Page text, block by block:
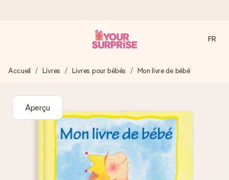
Nous préparons votre cadeau avec attention et l’envoyons
4,9 (sur la base de +15 000 avis)
Nos cadeaux sont appréciés. Les clients nous attribuent
une note de 4,9 sur Google Reviews (total de tous les
pays où nous sommes présents).
FR
Accueil Livres Livres pour bébés Mon livre de bébé
Aperçu